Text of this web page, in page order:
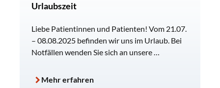
Urlaubszeit
Liebe Patientinnen und Patienten! Vom 21.07.
– 08.08.2025 befinden wir uns im Urlaub. Bei
Notfällen wenden Sie sich an unsere …
Mehr erfahren